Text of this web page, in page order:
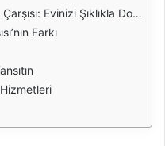
Evinizi Şıklıkla Donatın
Farkı